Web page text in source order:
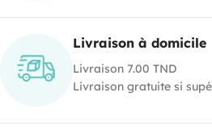
Livraison à domicile
Livraison 7.00 TND
Livraison gratuite si